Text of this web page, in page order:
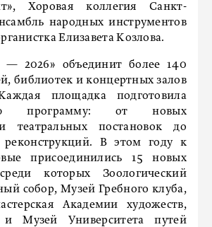
Хоровая коллегия Санкт-
народных инструментов
Елизавета Козлова.
— 2026» объединит более 140
библиотек и концертных залов
площадка подготовила
программу: от новых
театральных постановок до
реконструкций. В этом году к
присоединились 15 новых
которых Зоологический
собор, Музей Гребного клуба,
Академии художеств,
Музей Университета путей